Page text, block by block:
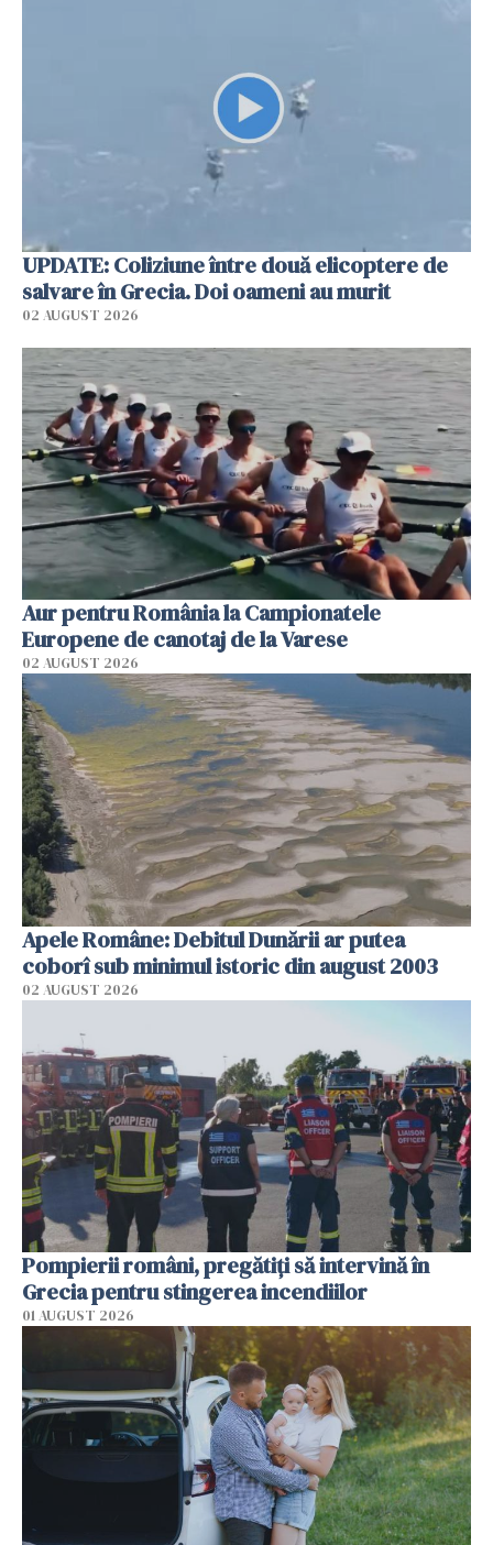
UPDATE: Coliziune între două elicoptere de
salvare în Grecia. Doi oameni au murit
02 AUGUST 2026
Aur pentru România la Campionatele
Europene de canotaj de la Varese
02 AUGUST 2026
Apele Române: Debitul Dunării ar putea
coborî sub minimul istoric din august 2003
02 AUGUST 2026
Pompierii români, pregătiţi să intervină în
Grecia pentru stingerea incendiilor
01 AUGUST 2026